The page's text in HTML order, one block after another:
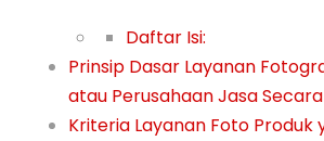
Daftar Isi:
Prinsip Dasar Layanan
atau Perusahaan Jasa
Kriteria Layanan Foto Produk